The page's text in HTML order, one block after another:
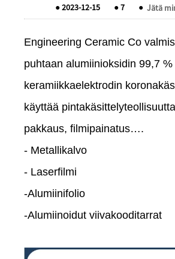
●2023-12-15 ●7 ● Jätä
Engineering Ceramic Co
puhtaan alumiinioksidin 99,7 %
keramiikkaelektrodin
käyttää
pakkaus, filmipainatus….
- Metallikalvo
- Laserfilmi
-Alumiinifolio
-Alumiinoidut viivakooditarrat